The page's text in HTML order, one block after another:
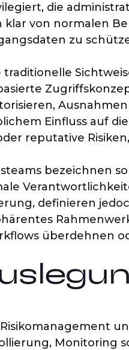
die
von normalen
zu
Einfluss auf
reputative
bezeichnen
definieren
überdehnen
Monitoring